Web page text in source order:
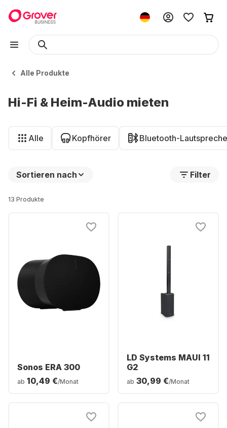
Alle Produkte
Hi-Fi & Heim-Audio mieten
Alle Kopfhörer Bluetooth-
Sortieren nach Filter
13 Produkte
Sonos ERA 300
ab 10,49 €/Monat
LD Systems MAUI 11
G2
ab 30,99 €/Monat